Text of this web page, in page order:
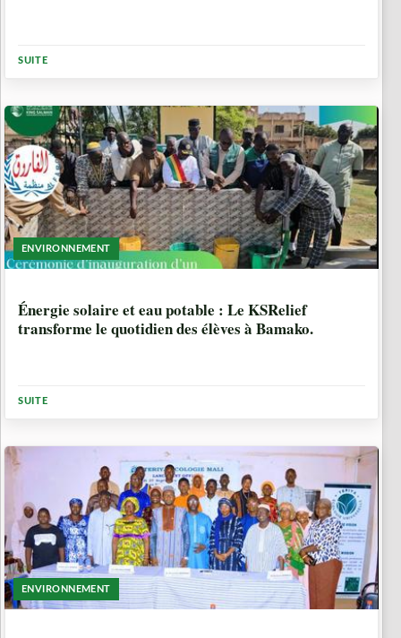
SUITE
ENVIRONNEMENT
Énergie solaire et eau potable : Le KSRelief
transforme le quotidien des élèves à Bamako.
SUITE
ENVIRONNEMENT